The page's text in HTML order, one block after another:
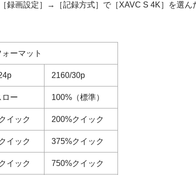
録画設定］→［記録方式］で［XAVC S 4K］を選ん
ーマット
2160/30p
ロー 100%（標準）
イック 200%クイック
イック 375%クイック
イック 750%クイック